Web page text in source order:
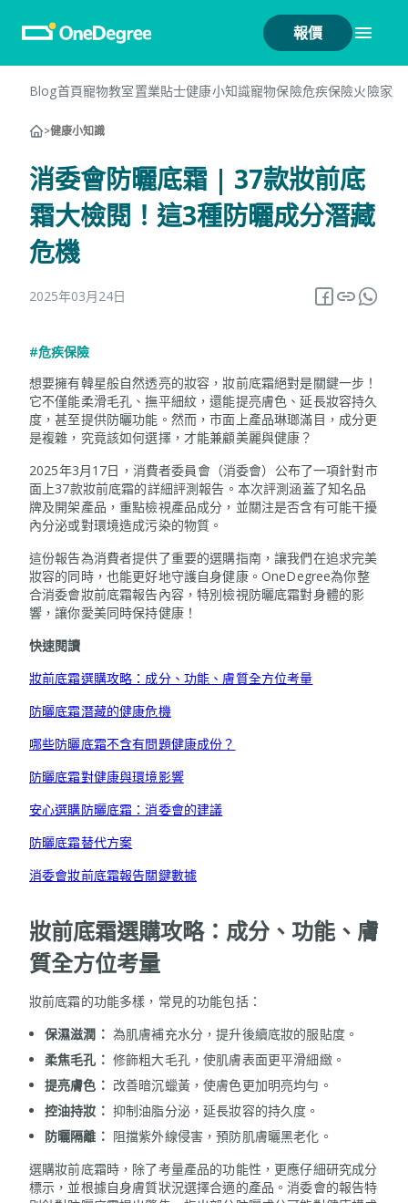
報價
Blog首頁寵物教室置業貼士健康小知識寵物保險危疾保險火險家
>健康小知識
消委會防曬底霜 | 37款妝前底
霜大檢閱！這3種防曬成分潛藏
危機
2025年03月24日
#危疾保險
想要擁有韓星般自然透亮的妝容，妝前底霜絕對是關鍵一步！
它不僅能柔滑毛孔、撫平細紋，還能提亮膚色、延長妝容持久
度，甚至提供防曬功能。然而，市面上產品琳瑯滿目，成分更
是複雜，究竟該如何選擇，才能兼顧美麗與健康？
2025年3月17日，消費者委員會（消委會）公布了一項針對市
面上37款妝前底霜的詳細評測報告。本次評測涵蓋了知名品
牌及開架產品，重點檢視產品成分，並關注是否含有可能干擾
內分泌或對環境造成污染的物質。
這份報告為消費者提供了重要的選購指南，讓我們在追求完美
妝容的同時，也能更好地守護自身健康。OneDegree為你整
合消委會妝前底霜報告內容，特別檢視防曬底霜對身體的影
響，讓你愛美同時保持健康！
快速閱讀
妝前底霜選購攻略：成分、功能、膚質全方位考量
防曬底霜潛藏的健康危機
哪些防曬底霜不含有問題健康成份？
防曬底霜對健康與環境影響
安心選購防曬底霜：消委會的建議
防曬底霜替代方案
消委會妝前底霜報告關鍵數據
妝前底霜選購攻略：成分、功能、膚
質全方位考量
妝前底霜的功能多樣，常見的功能包括：
保濕滋潤： 為肌膚補充水分，提升後續底妝的服貼度。
柔焦毛孔： 修飾粗大毛孔，使肌膚表面更平滑細緻。
提亮膚色： 改善暗沉蠟黃，使膚色更加明亮均勻。
控油持妝： 抑制油脂分泌，延長妝容的持久度。
防曬隔離： 阻擋紫外線侵害，預防肌膚曬黑老化。
選購妝前底霜時，除了考量產品的功能性，更應仔細研究成分
標示，並根據自身膚質狀況選擇合適的產品。消委會的報告特